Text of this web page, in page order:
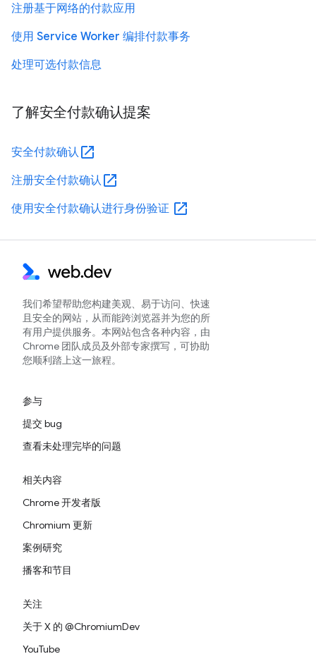
注册基于网络的付款应用
使用 Service Worker 编排付款事务
处理可选付款信息
了解安全付款确认提案
安全付款确认 open_in_new
注册安全付款确认 open_in_new
使用安全付款确认进行身份验证 open_in_new
我们希望帮助您构建美观、易于访问、快速
且安全的网站，从而能跨浏览器并为您的所
有用户提供服务。本网站包含各种内容，由
Chrome 团队成员及外部专家撰写，可协助
您顺利踏上这一旅程。
参与
提交 bug
查看未处理完毕的问题
相关内容
Chrome 开发者版
Chromium 更新
案例研究
播客和节目
关注
关于 X 的 @ChromiumDev
YouTube